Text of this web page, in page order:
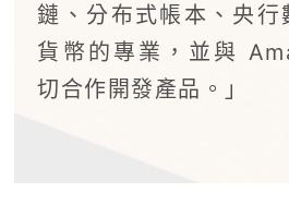
鏈、分布式帳本、央行
貨幣的專業，並與
切合作開發產品。」